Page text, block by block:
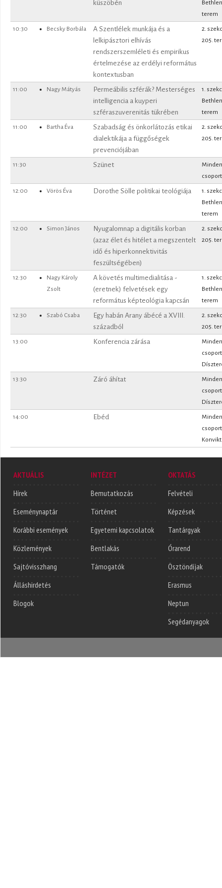
küszöbén
Bethlen
terem
10:30 Becsky Borbála
A Szentlélek munkája és a
lelkipásztori elhívás
rendszerszemléleti és empirikus
értelmezése az erdélyi református
kontextusban
2.
205.
11:00 Nagy Mátyás
Permeábilis szférák? Mesterséges
intelligencia a kuyperi
szféraszuverenitás tükrében
1.
Bethlen
terem
11:00 Bartha Éva
Szabadság és önkorlátozás etikai
dialektikája a függőségek
prevenciójában
2.
205.
11:30 Szünet
Minden
csoport
12:00 Vörös Éva Dorothe Sölle politikai teológiája
1.
Bethlen
terem
12:00 Simon János
Nyugalomnap a digitális korban
(azaz élet és hitélet a megszentelt
idő és hiperkonnektivitás
feszültségében)
2.
205.
12:30
Nagy Károly
Zsolt
A követés multimedialitása -
(eretnek) felvetések egy
református képteológia kapcsán
1.
Bethlen
terem
12:30 Szabó Csaba
Egy habán Arany ábécé a XVIII.
századból
2.
205.
13:00 Konferencia zárása
Minden
csoport
13:30 Záró áhítat
Minden
csoport
14:00 Ebéd
Minden
csoport
AKTUÁLIS
Hírek
Eseménynaptár
Korábbi események
Közlemények
Sajtóvisszhang
Álláshirdetés
Blogok
INTÉZET
Bemutatkozás
Történet
Egyetemi kapcsolatok
Bentlakás
Támogatók
OKTATÁS
Felvételi
Képzések
Tantárgyak
Órarend
Ösztöndíjak
Erasmus
Neptun
Segédanyagok